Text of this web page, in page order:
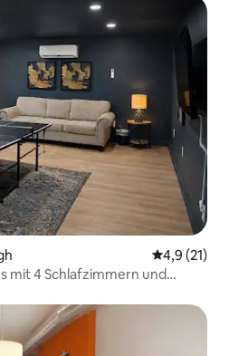
4,9 (21)
mit 4 Schlafzimmern und